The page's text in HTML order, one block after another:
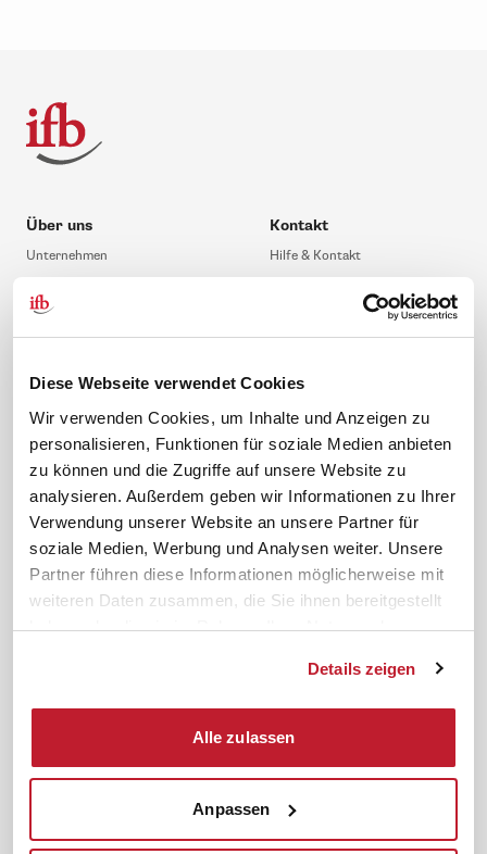
Diese Webseite verwendet Cookies
Wir verwenden Cookies, um Inhalte und Anzeigen zu
personalisieren, Funktionen für soziale Medien anbieten
zu können und die Zugriffe auf unsere Website zu
analysieren. Außerdem geben wir Informationen zu Ihrer
Verwendung unserer Website an unsere Partner für
soziale Medien, Werbung und Analysen weiter. Unsere
Partner führen diese Informationen möglicherweise mit
weiteren Daten zusammen, die Sie ihnen bereitgestellt
haben oder die sie im Rahmen Ihrer Nutzung der
Details zeigen
Alle zulassen
Anpassen
Über uns
Unternehmen
Karriere
Kontakt
Hilfe & Kontakt
Schulungsberatung
Inhouseberatung
Service
Newsletter
ifb-medien
Bahn Sondertarif
Themen
Betriebsrat gründen
BEM
Rhetorik
News. Wissen. Themen. Folgen Sie uns
Sicherheit durch geprüfte